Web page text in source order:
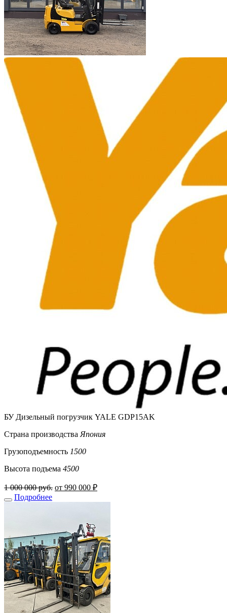
БУ Дизельный погрузчик YALE GDP15AK
Страна производства Япония
Грузоподъемность 1500
Высота подъема 4500
1 000 000 руб. от 990 000 ₽
Подробнее